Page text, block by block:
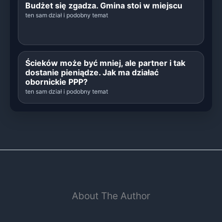
Budżet się zgadza. Gmina stoi w miejscu
ten sam dział i podobny temat
Ścieków może być mniej, ale partner i tak
dostanie pieniądze. Jak ma działać
obornickie PPP?
ten sam dział i podobny temat
About The Author